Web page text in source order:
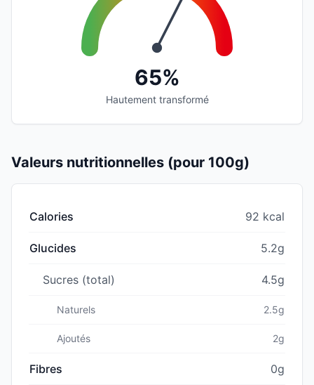
65%
Hautement transformé
Valeurs nutritionnelles (pour 100g)
Calories 92 kcal
Glucides 5.2g
Sucres (total) 4.5g
Naturels 2.5g
Ajoutés 2g
Fibres 0g